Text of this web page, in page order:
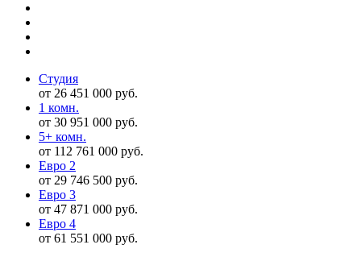
Студия
от 26 451 000 руб.
1 комн.
от 30 951 000 руб.
5+ комн.
от 112 761 000 руб.
Евро 2
от 29 746 500 руб.
Евро 3
от 47 871 000 руб.
Евро 4
от 61 551 000 руб.